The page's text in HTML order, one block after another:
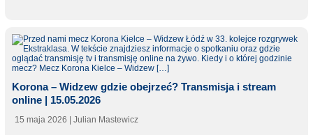
Korona – Widzew gdzie obejrzeć? Transmisja i stream
online | 15.05.2026
15 maja 2026 | Julian Mastewicz